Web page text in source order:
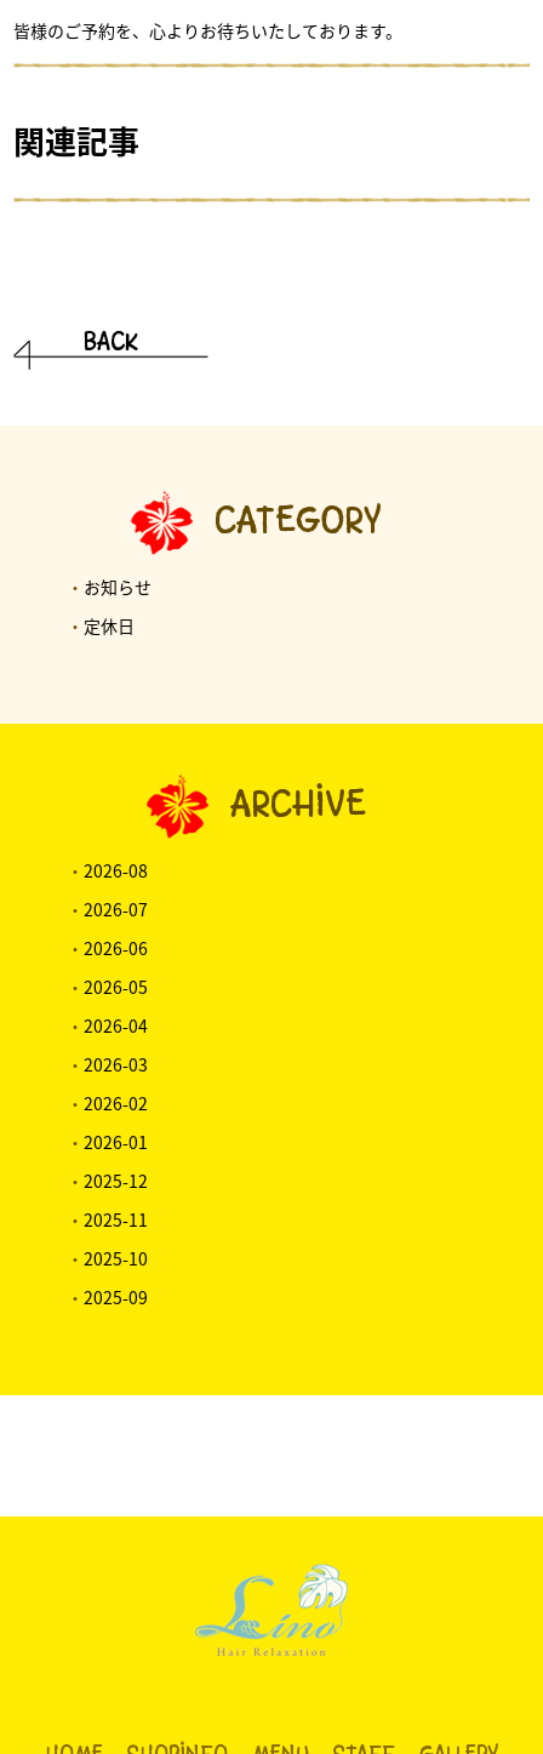
皆様のご予約を、心よりお待ちいたしております。
関連記事
BACK
CATEGORY
・ お知らせ
・ 定休日
ARCHIVE
・2026-08
・2026-07
・2026-06
・2026-05
・2026-04
・2026-03
・2026-02
・2026-01
・2025-12
・2025-11
・2025-10
・2025-09